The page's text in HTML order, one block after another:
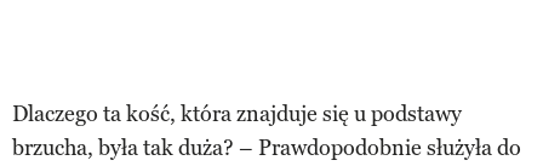
Dlaczego ta kość, która znajduje się u podstawy
brzucha, była tak duża? – Prawdopodobnie służyła do